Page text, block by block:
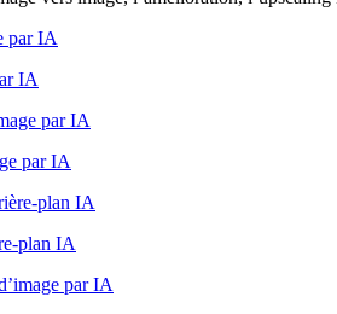
IA
par IA
plan IA